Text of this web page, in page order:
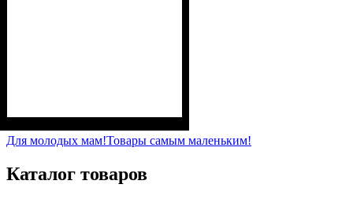
х/б)
Для молодых мам!Товары самым маленьким!
Каталог товаров